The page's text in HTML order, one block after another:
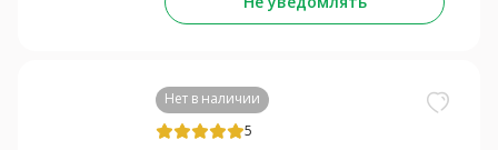
Нет в наличии
5